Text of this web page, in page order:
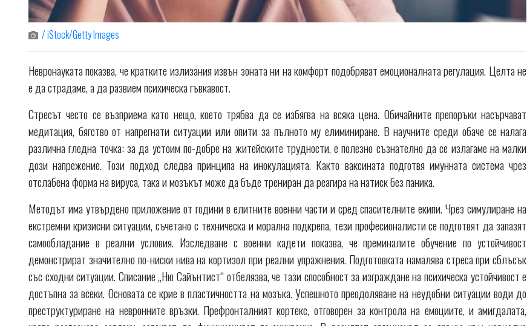
/ iStock/Getty Images
Невронауката показва, че кратките излизания извън зоната ни на комфорт подобряват емоционалната регулация. Целта не
е да страдаме, а да развием психическа гъвкавост.
Стресът често се възприема като нещо, което трябва да се избягва на всяка цена. Обичайните препоръки насърчават
медитация, бягство от напрегнати ситуации или опити за пълното му елиминиране. В научните среди обаче се налага
различна гледна точка: за да устоим по-добре на житейските трудности, е полезно съзнателно да се излагаме на малки
дози напрежение. Този подход следва принципа на инокулацията. Както ваксината подготвя имунната система чрез
отслабена форма на вируса, така и мозъкът може да бъде трениран да реагира на натиск без паника.
Методът има утвърдено приложение от години в елитните военни части и сред спасителните екипи. Чрез симулиране на
екстремни кризисни ситуации, съчетано с техническа и морална подкрепа, тези професионалисти се подготвят да запазят
самообладание в реални условия. Изследване с военни кадети показва, че преминалите обучение по устойчивост
демонстрират значително по-ниски нива на кортизол при реални упражнения. Подготовката намалява стреса при сблъсък
със сходни ситуации. Списание „Ню Сайънтист“ отбелязва, че тази способност за изграждане на психическа устойчивост е
достъпна за всеки. Основата се крие в пластичността на мозъка. Успешното преодоляване на неудобни ситуации води до
преструктуриране на невронните връзки. Префронталният кортекс, отговорен за контрола на емоциите, и амигдалата,